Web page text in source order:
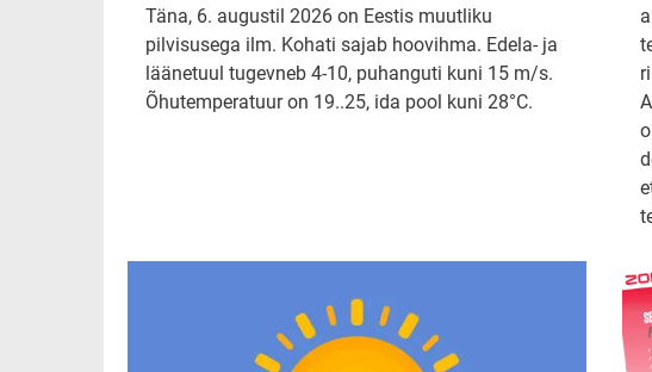
Täna, 6. augustil 2026 on Eestis muutliku
pilvisusega ilm. Kohati sajab hoovihma. Edela- ja
läänetuul tugevneb 4-10, puhanguti kuni 15 m/s.
Õhutemperatuur on 19..25, ida pool kuni 28°C.